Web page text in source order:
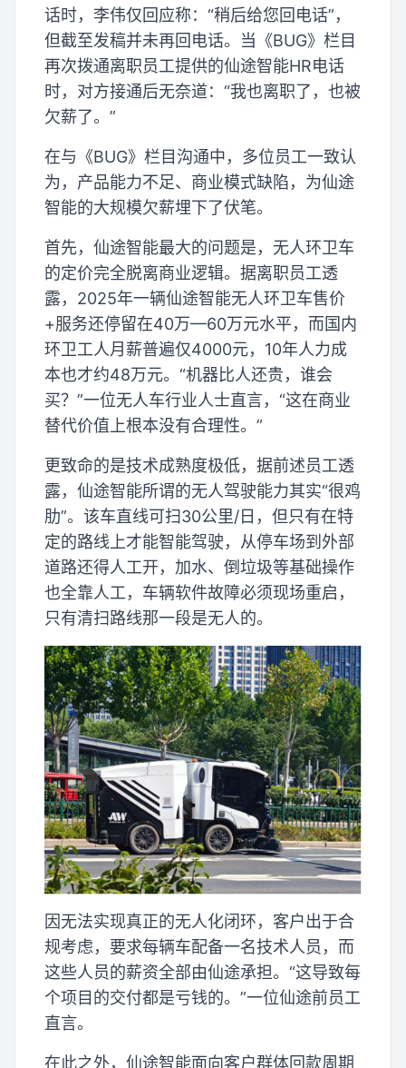
话时，李伟仅回应称：“稍后给您回电话”，
但截至发稿并未再回电话。当《BUG》栏目
再次拨通离职员工提供的仙途智能HR电话
时，对方接通后无奈道：“我也离职了，也被
欠薪了。”
在与《BUG》栏目沟通中，多位员工一致认
为，产品能力不足、商业模式缺陷，为仙途
智能的大规模欠薪埋下了伏笔。
首先，仙途智能最大的问题是，无人环卫车
的定价完全脱离商业逻辑。据离职员工透
露，2025年一辆仙途智能无人环卫车售价
+服务还停留在40万—60万元水平，而国内
环卫工人月薪普遍仅4000元，10年人力成
本也才约48万元。“机器比人还贵，谁会
买？”一位无人车行业人士直言，“这在商业
替代价值上根本没有合理性。”
更致命的是技术成熟度极低，据前述员工透
露，仙途智能所谓的无人驾驶能力其实“很鸡
肋”。该车直线可扫30公里/日，但只有在特
定的路线上才能智能驾驶，从停车场到外部
道路还得人工开，加水、倒垃圾等基础操作
也全靠人工，车辆软件故障必须现场重启，
只有清扫路线那一段是无人的。
因无法实现真正的无人化闭环，客户出于合
规考虑，要求每辆车配备一名技术人员，而
这些人员的薪资全部由仙途承担。“这导致每
个项目的交付都是亏钱的。”一位仙途前员工
直言。
在此之外，仙途智能面向客户群体回款周期